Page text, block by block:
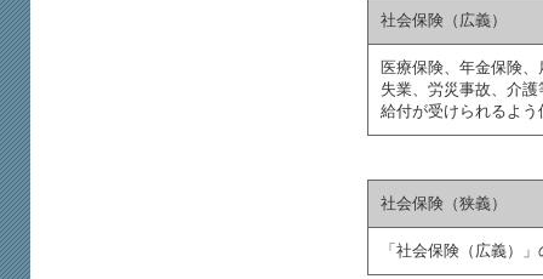
社会保険（広義）
医療保険、年金保険
失業、労災事故、介
給付が受けられるよ
社会保険（狭義）
「社会保険（広義）